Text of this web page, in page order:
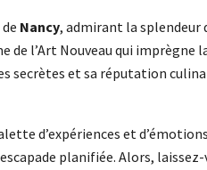
Nancy, admirant la splendeur
de l’Art Nouveau qui imprègne
secrètes et sa réputation
d’expériences et
planifiée. Alors,